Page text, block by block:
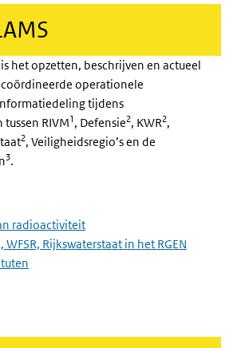
het opzetten, beschrijven en actueel
operationele
tijdens
RIVM1, Defensie2, KWR2,
2, Veiligheidsregio’s en de
3.
radioactiviteit
WFSR, Rijkswaterstaat in het RGEN